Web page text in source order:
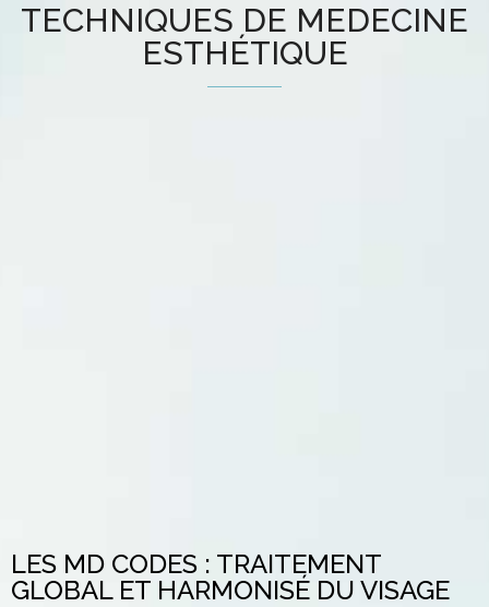
TECHNIQUES DE MEDECINE
ESTHÉTIQUE
LES MD CODES : TRAITEMENT
GLOBAL ET HARMONISÉ DU VISAGE